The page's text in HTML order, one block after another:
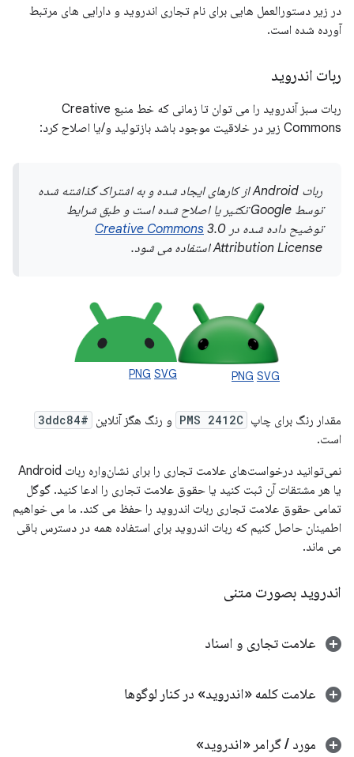
در زیر دستورالعمل هایی برای نام تجاری اندروید و دارایی های مرتبط
آورده شده است.
ربات اندروید
ربات سبز آندروید را می توان تا زمانی که خط منبع Creative
Commons زیر در خلاقیت موجود باشد بازتولید و/یا اصلاح کرد:
ربات Android از کارهای ایجاد شده و به اشتراک گذاشته شده
توسط Google تکثیر یا اصلاح شده است و طبق شرایط
توضیح داده شده در
Creative Commons 3.0
Attribution License استفاده می شود.
PNG SVG
PNG SVG
مقدار رنگ برای چاپ PMS 2412C و رنگ هگز آنلاین #3ddc84
است.
نمی‌توانید درخواست‌های علامت تجاری را برای نشان‌واره ربات Android
یا هر مشتقات آن ثبت کنید یا حقوق علامت تجاری را ادعا کنید. گوگل
تمامی حقوق علامت تجاری ربات اندروید را حفظ می کند. ما می خواهیم
اطمینان حاصل کنیم که ربات اندروید برای استفاده همه در دسترس باقی
می ماند.
اندروید بصورت متنی
علامت تجاری و اسناد
علامت کلمه «اندروید» در کنار لوگوها
مورد / گرامر «اندروید»